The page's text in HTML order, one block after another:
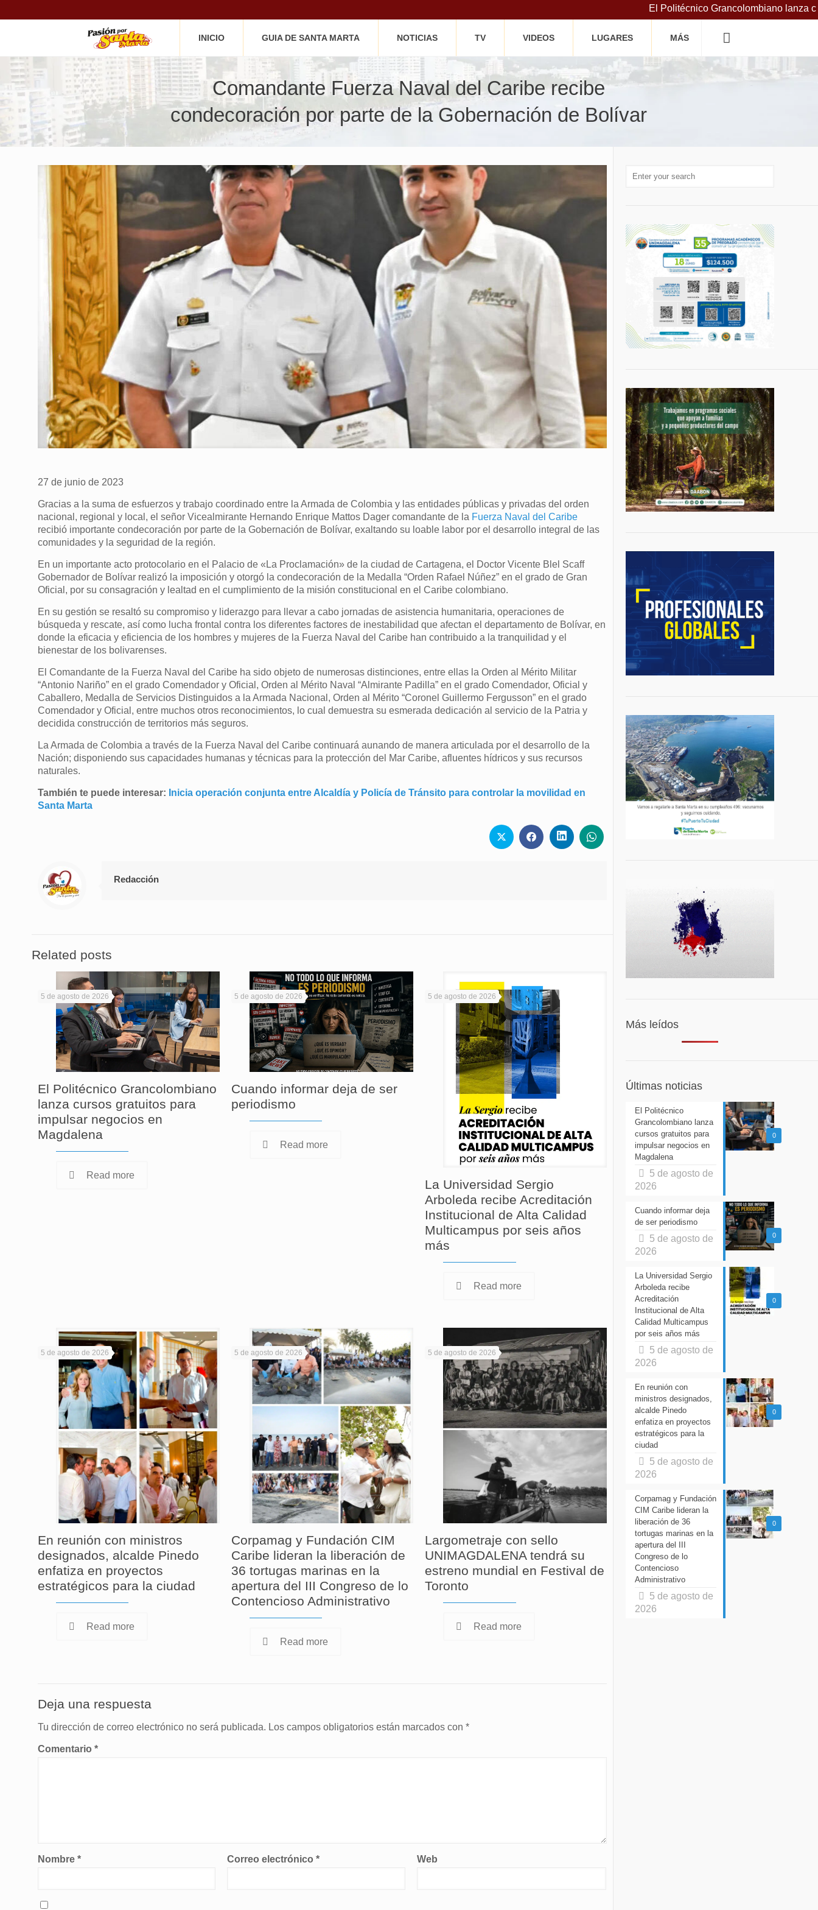
El Politécnico Grancolombiano lanza cursos
INICIO GUIA DE SANTA MARTA NOTICIAS TV VIDEOS LUGARES MÁS
Comandante Fuerza Naval del Caribe recibe
condecoración por parte de la Gobernación de Bolívar
27 de junio de 2023
Gracias a la suma de esfuerzos y trabajo coordinado entre la Armada de Colombia y las entidades públicas y privadas del orden
nacional, regional y local, el señor Vicealmirante Hernando Enrique Mattos Dager comandante de la Fuerza Naval del Caribe
recibió importante condecoración por parte de la Gobernación de Bolívar, exaltando su loable labor por el desarrollo integral de las
comunidades y la seguridad de la región.
En un importante acto protocolario en el Palacio de «La Proclamación» de la ciudad de Cartagena, el Doctor Vicente Blel Scaff
Gobernador de Bolívar realizó la imposición y otorgó la condecoración de la Medalla “Orden Rafael Núñez” en el grado de Gran
Oficial, por su consagración y lealtad en el cumplimiento de la misión constitucional en el Caribe colombiano.
En su gestión se resaltó su compromiso y liderazgo para llevar a cabo jornadas de asistencia humanitaria, operaciones de
búsqueda y rescate, así como lucha frontal contra los diferentes factores de inestabilidad que afectan el departamento de Bolívar, en
donde la eficacia y eficiencia de los hombres y mujeres de la Fuerza Naval del Caribe han contribuido a la tranquilidad y el
bienestar de los bolivarenses.
El Comandante de la Fuerza Naval del Caribe ha sido objeto de numerosas distinciones, entre ellas la Orden al Mérito Militar
“Antonio Nariño” en el grado Comendador y Oficial, Orden al Mérito Naval “Almirante Padilla” en el grado Comendador, Oficial y
Caballero, Medalla de Servicios Distinguidos a la Armada Nacional, Orden al Mérito “Coronel Guillermo Fergusson” en el grado
Comendador y Oficial, entre muchos otros reconocimientos, lo cual demuestra su esmerada dedicación al servicio de la Patria y
decidida construcción de territorios más seguros.
La Armada de Colombia a través de la Fuerza Naval del Caribe continuará aunando de manera articulada por el desarrollo de la
Nación; disponiendo sus capacidades humanas y técnicas para la protección del Mar Caribe, afluentes hídricos y sus recursos
naturales.
También te puede interesar: Inicia operación conjunta entre Alcaldía y Policía de Tránsito para controlar la movilidad en
Santa Marta
Redacción
Related posts
5 de agosto de 2026
El Politécnico Grancolombiano
lanza cursos gratuitos para
impulsar negocios en
Magdalena
Read more
5 de agosto de 2026
Cuando informar deja de ser
periodismo
Read more
5 de agosto de 2026
La Universidad Sergio
Arboleda recibe Acreditación
Institucional de Alta Calidad
Multicampus por seis años
más
Read more
5 de agosto de 2026
En reunión con ministros
designados, alcalde Pinedo
enfatiza en proyectos
estratégicos para la ciudad
Read more
5 de agosto de 2026
Corpamag y Fundación CIM
Caribe lideran la liberación de
36 tortugas marinas en la
apertura del III Congreso de lo
Contencioso Administrativo
Read more
5 de agosto de 2026
Largometraje con sello
UNIMAGDALENA tendrá su
estreno mundial en Festival de
Toronto
Read more
Deja una respuesta
Tu dirección de correo electrónico no será publicada. Los campos obligatorios están marcados con *
Comentario *
Nombre * Correo electrónico* Web
Más leídos
Últimas noticias
0
El Politécnico
Grancolombiano lanza
cursos gratuitos para
impulsar negocios en
Magdalena
5 de agosto de
2026
0
Cuando informar deja
de ser periodismo
5 de agosto de
2026
0
La Universidad Sergio
Arboleda recibe
Acreditación
Institucional de Alta
Calidad Multicampus
por seis años más
5 de agosto de
2026
0
En reunión con
ministros designados,
alcalde Pinedo
enfatiza en proyectos
estratégicos para la
ciudad
5 de agosto de
2026
0
Corpamag y Fundación
CIM Caribe lideran la
liberación de 36
tortugas marinas en la
apertura del III
Congreso de lo
Contencioso
Administrativo
5 de agosto de
2026